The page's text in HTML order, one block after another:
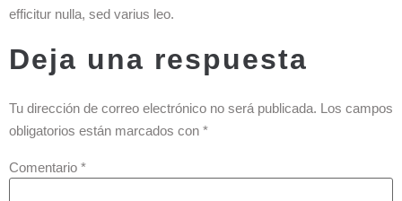
efficitur nulla, sed varius leo.
Deja una respuesta
Tu dirección de correo electrónico no será publicada. Los campos
obligatorios están marcados con *
Comentario *